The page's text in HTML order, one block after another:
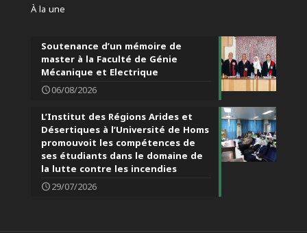
À la une
Soutenance d’un mémoire de
master à la Faculté de Génie
Mécanique et Electrique
06/08/2026
L’Institut des Régions Arides et
Désertiques à l’Université de Homs
promouvoit les compétences de
ses étudiants dans le domaine de
la lutte contre les incendies
29/07/2026